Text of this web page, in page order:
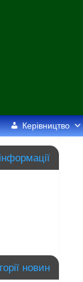
Керівництво
новин